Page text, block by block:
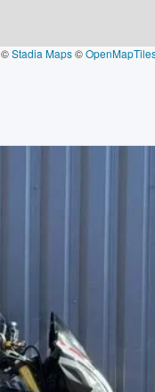
©Stadia Maps©